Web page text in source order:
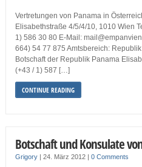
Vertretungen von Panama in
Elisabethstraße 4/5/4/10, 1010 Wien
1) 586 30 80 E-Mail:
664) 54 77 875 Amtsbereich:
Botschaft der Republik Panama
(+43 / 1) 587 […]
CONTINUE READING
Botschaft und Konsulate
Grigory| 24. März 2012 | 0 Comments